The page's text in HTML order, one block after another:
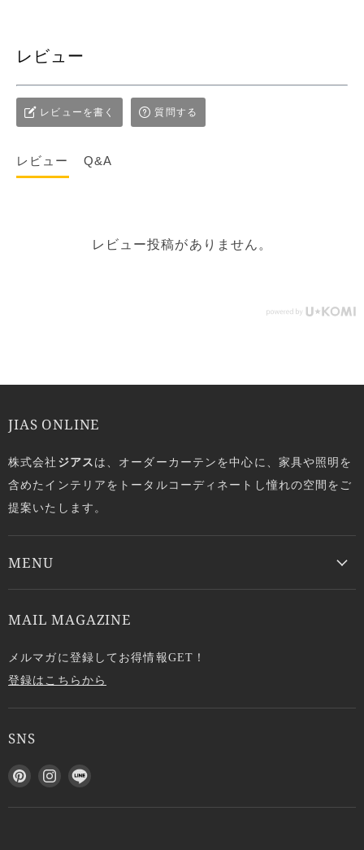
レビュー
レビューを書く 質問する
レビュー Q&A
レビュー投稿がありません。
JIAS ONLINE
株式会社 ジアスは、オーダーカーテンを中心に、家具や照明を
含めたインテリアをトータルコーディネートし憧れの空間をご
提案いたします。
MENU
MAIL MAGAZINE
メルマガに登録してお得情報GET！
登録はこちらから
SNS
P
n
I
s
L
N